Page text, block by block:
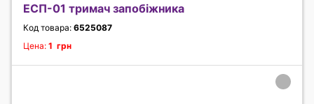
ЕСП-01 тримач запобіжника
Код товара: 6525087
Цена: 1 грн